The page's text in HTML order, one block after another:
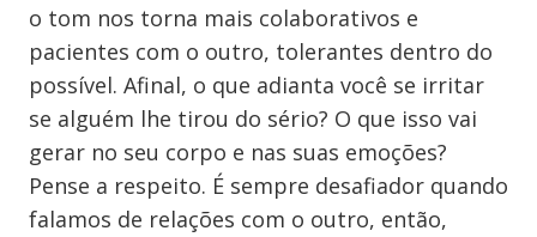
o tom nos torna mais colaborativos e
pacientes com o outro, tolerantes dentro do
possível. Afinal, o que adianta você se irritar
se alguém lhe tirou do sério? O que isso vai
gerar no seu corpo e nas suas emoções?
Pense a respeito. É sempre desafiador quando
falamos de relações com o outro, então,